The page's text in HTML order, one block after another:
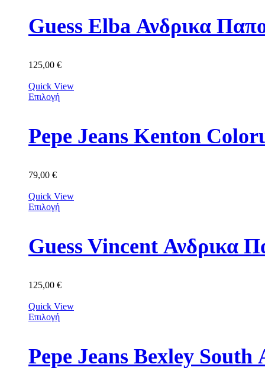
Guess Elba Ανδρικα
125,00 €
Quick View
Επιλογή
Pepe Jeans Kenton
79,00 €
Quick View
Επιλογή
Guess Vincent Ανδρικα
125,00 €
Quick View
Επιλογή
Pepe Jeans Bexley